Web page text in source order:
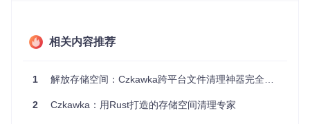
一个普通家庭的电脑"下载"文件夹中，重复下载的电影、安装
包和文档超过500个，微信自动保存的图片更是形成了庞大
相关内容推荐
1 解放存储空间：Czkawka跨平台文件清理神器完全攻略
2 Czkawka：用Rust打造的存储空间清理专家